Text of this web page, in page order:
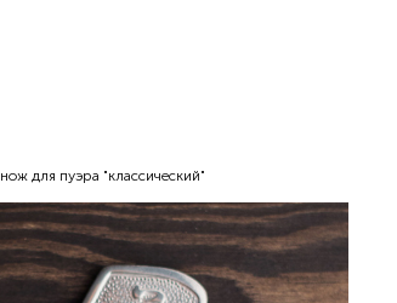
нож для пуэра "классический"